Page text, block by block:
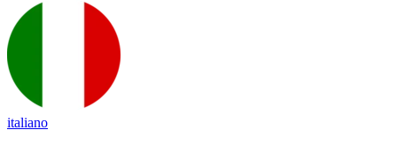
italiano